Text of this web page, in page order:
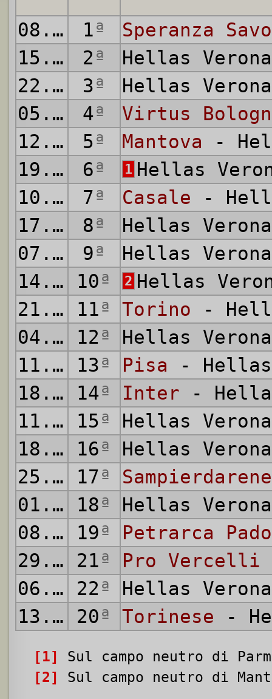
08.10.1922
1ª
Speranza
15.10.1922
2ª
Hellas
22.10.1922
3ª
Hellas
05.11.1922
4ª
Virtus
12.11.1922
5ª Mantova -
19.11.1922
6ª 1 Hellas
10.12.1922
7ª Casale -
17.12.1922
8ª
Hellas
07.01.1923
9ª
Hellas
14.01.1923
10ª 2 Hellas
21.01.1923
11ª Torino -
04.02.1923
12ª
Hellas
11.02.1923
13ª Pisa - Hellas
18.02.1923
14ª Inter -
11.03.1923
15ª
Hellas
18.03.1923
16ª
Hellas
25.03.1923
17ª
01.04.1923
18ª
Hellas
08.04.1923
19ª
Petrarca
29.04.1923
21ª Pro Vercelli
06.05.1923
22ª
Hellas
13.05.1923
20ª Torinese -
[1]
Sul campo neutro di
[2]
Sul campo neutro di